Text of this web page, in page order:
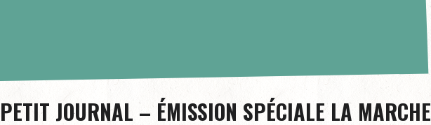
JOURNAL – ÉMISSION SPÉCIALE LA MARCHE